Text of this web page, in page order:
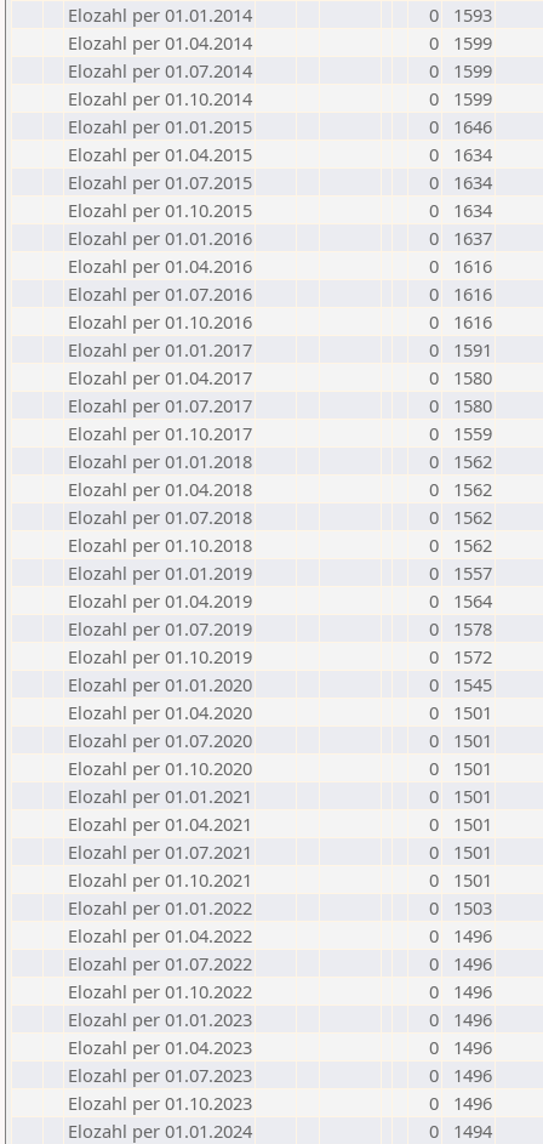
Elozahl per 01.01.2014
0
1593
Elozahl per 01.04.2014
0
1599
Elozahl per 01.07.2014
0
1599
Elozahl per 01.10.2014
0
1599
Elozahl per 01.01.2015
0
1646
Elozahl per 01.04.2015
0
1634
Elozahl per 01.07.2015
0
1634
Elozahl per 01.10.2015
0
1634
Elozahl per 01.01.2016
0
1637
Elozahl per 01.04.2016
0
1616
Elozahl per 01.07.2016
0
1616
Elozahl per 01.10.2016
0
1616
Elozahl per 01.01.2017
0
1591
Elozahl per 01.04.2017
0
1580
Elozahl per 01.07.2017
0
1580
Elozahl per 01.10.2017
0
1559
Elozahl per 01.01.2018
0
1562
Elozahl per 01.04.2018
0
1562
Elozahl per 01.07.2018
0
1562
Elozahl per 01.10.2018
0
1562
Elozahl per 01.01.2019
0
1557
Elozahl per 01.04.2019
0
1564
Elozahl per 01.07.2019
0
1578
Elozahl per 01.10.2019
0
1572
Elozahl per 01.01.2020
0
1545
Elozahl per 01.04.2020
0
1501
Elozahl per 01.07.2020
0
1501
Elozahl per 01.10.2020
0
1501
Elozahl per 01.01.2021
0
1501
Elozahl per 01.04.2021
0
1501
Elozahl per 01.07.2021
0
1501
Elozahl per 01.10.2021
0
1501
Elozahl per 01.01.2022
0
1503
Elozahl per 01.04.2022
0
1496
Elozahl per 01.07.2022
0
1496
Elozahl per 01.10.2022
0
1496
Elozahl per 01.01.2023
0
1496
Elozahl per 01.04.2023
0
1496
Elozahl per 01.07.2023
0
1496
Elozahl per 01.10.2023
0
1496
Elozahl per 01.01.2024
0
1494